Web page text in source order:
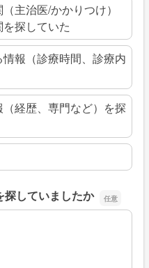
主治医/かかりつけ）
探していた
報（診療時間、診療内
経歴、専門など）を探
探していましたか
していましたか